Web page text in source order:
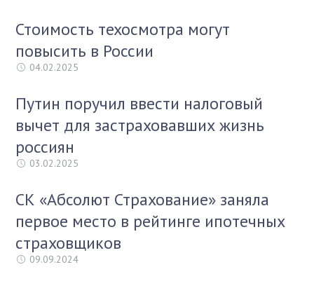
Стоимость техосмотра могут
повысить в России
04.02.2025
Путин поручил ввести налоговый
вычет для застраховавших жизнь
россиян
03.02.2025
СК «Абсолют Страхование» заняла
первое место в рейтинге ипотечных
страховщиков
09.09.2024